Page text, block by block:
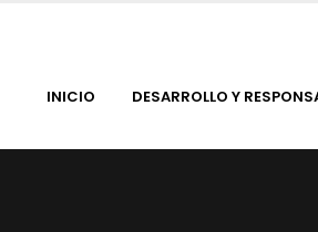
INICIO DESARROLLO Y